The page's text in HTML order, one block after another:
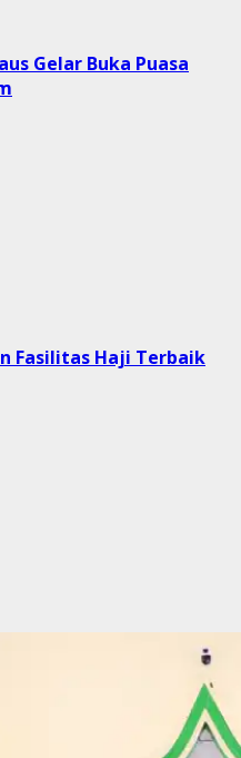
Gelar Buka Puasa
Fasilitas Haji Terbaik